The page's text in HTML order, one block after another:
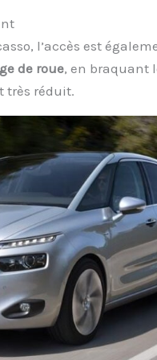
l’accès est
de roue, en braquant
très réduit.